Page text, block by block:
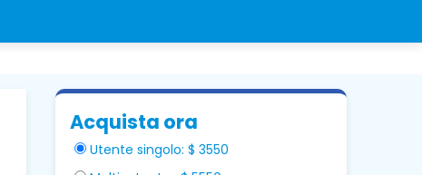
Acquista ora
Utente singolo: $ 3550